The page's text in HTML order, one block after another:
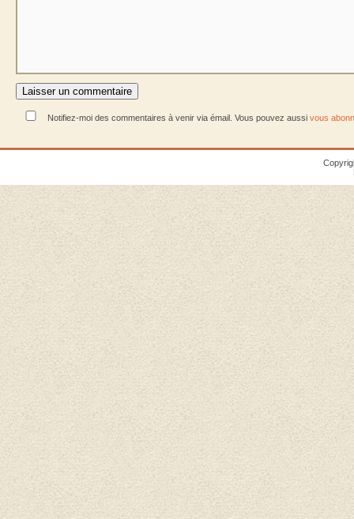
Notifiez-moi des commentaires à venir via émail. Vous pouvez aussi vous